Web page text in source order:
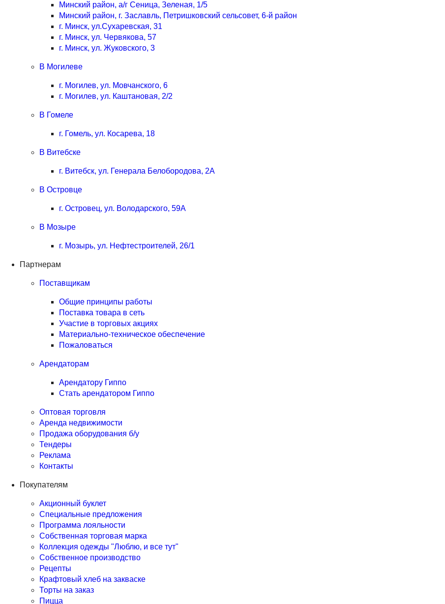
Минский район, а/г Сеница, Зеленая, 1/5
Минский район, г. Заславль, Петришковский сельсовет, 6-й район
г. Минск, ул.Сухаревская, 31
г. Минск, ул. Червякова, 57
г. Минск, ул. Жуковского, 3
В Могилеве
г. Могилев, ул. Мовчанского, 6
г. Могилев, ул. Каштановая, 2/2
В Гомеле
г. Гомель, ул. Косарева, 18
В Витебске
г. Витебск, ул. Генерала Белобородова, 2А
В Островце
г. Островец, ул. Володарского, 59А
В Мозыре
г. Мозырь, ул. Нефтестроителей, 26/1
Партнерам
Поставщикам
Общие принципы работы
Поставка товара в сеть
Участие в торговых акциях
Материально-техническое обеспечение
Пожаловаться
Арендаторам
Арендатору Гиппо
Стать арендатором Гиппо
Оптовая торговля
Аренда недвижимости
Продажа оборудования б/у
Тендеры
Реклама
Контакты
Покупателям
Акционный буклет
Специальные предложения
Программа лояльности
Собственная торговая марка
Коллекция одежды "Люблю, и все тут"
Собственное производство
Рецепты
Крафтовый хлеб на закваске
Торты на заказ
Пицца